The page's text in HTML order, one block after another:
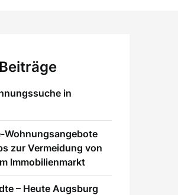
in
Wohnungsangebote
zur Vermeidung von
Immobilienmarkt
– Heute Augsburg